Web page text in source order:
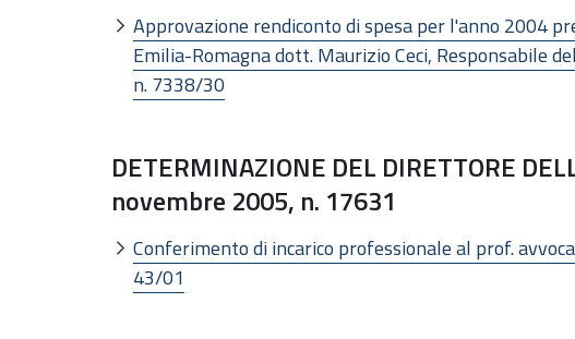
Approvazione rendiconto di spesa per l'anno 2004
Emilia-Romagna dott. Maurizio Ceci, Responsabile
n. 7338/30
DETERMINAZIONE DEL DIRETTORE
novembre 2005, n. 17631
Conferimento di incarico professionale al prof.
43/01